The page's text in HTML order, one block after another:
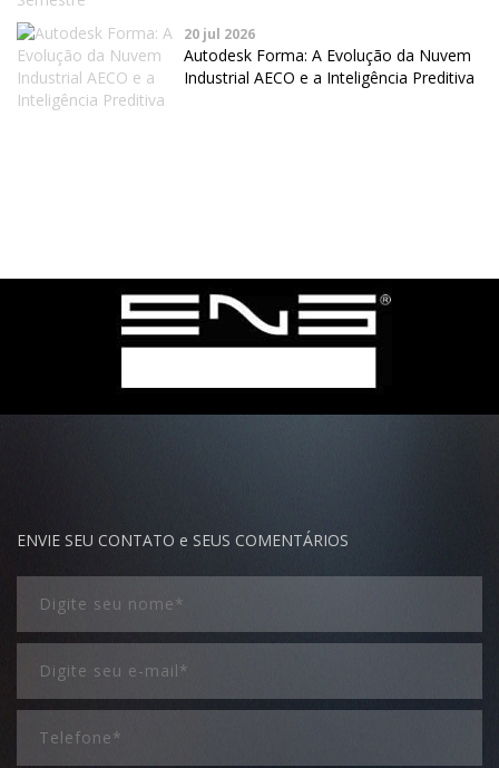
20 jul 2026
Autodesk Forma: A Evolução da Nuvem
Industrial AECO e a Inteligência Preditiva
ENVIE SEU CONTATO e SEUS COMENTÁRIOS